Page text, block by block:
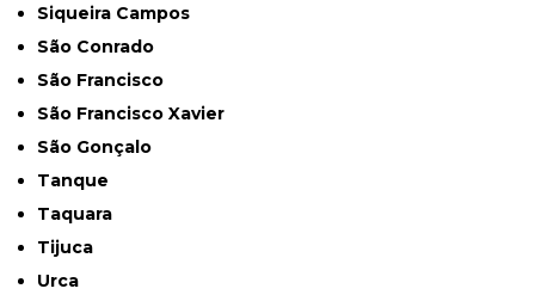
Siqueira Campos
São Conrado
São Francisco
São Francisco Xavier
São Gonçalo
Tanque
Taquara
Tijuca
Urca